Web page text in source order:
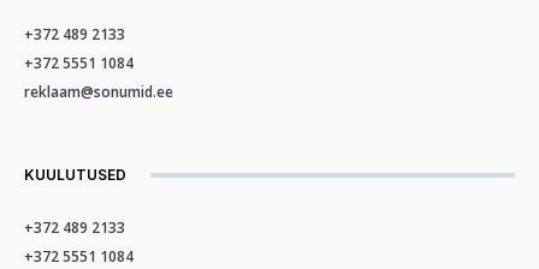
+372 489 2133
+372 5551 1084
reklaam@sonumid.ee
KUULUTUSED
+372 489 2133
+372 5551 1084